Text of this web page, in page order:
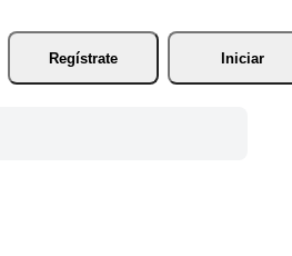
Regístrate
Iniciar